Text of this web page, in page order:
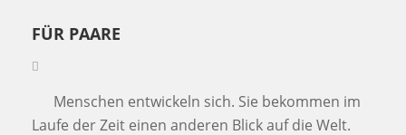
FÜR PAARE
Menschen entwickeln sich. Sie bekommen im
Laufe der Zeit einen anderen Blick auf die Welt.